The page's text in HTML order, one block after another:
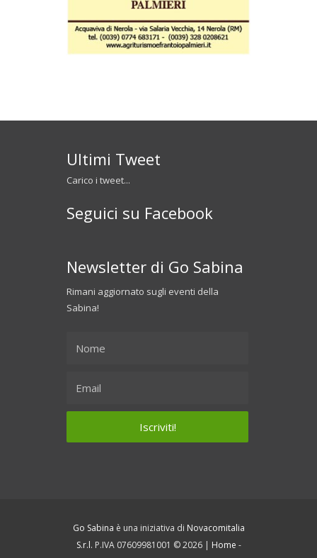
Ultimi Tweet
Carico i tweet...
Seguici su Facebook
Newsletter di Go Sabina
Rimani aggiornato sugli eventi della
Sabina!
Go Sabina è una iniziativa di Novacomitalia
S.r.l. P.IVA 07609981001 © 2026 | Home -